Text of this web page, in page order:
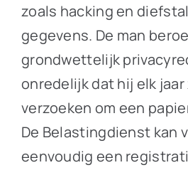
zoals hacking en
gegevens. De man
grondwettelijk
onredelijk dat hij elk
verzoeken om een
De Belastingdienst kan
eenvoudig een